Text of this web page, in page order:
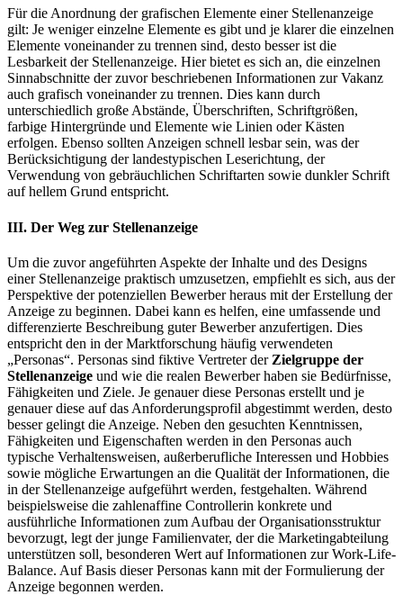
Für die Anordnung der grafischen Elemente einer Stellenanzeige
gilt: Je weniger einzelne Elemente es gibt und je klarer die einzelnen
Elemente voneinander zu trennen sind, desto besser ist die
Lesbarkeit der Stellenanzeige. Hier bietet es sich an, die einzelnen
Sinnabschnitte der zuvor beschriebenen Informationen zur Vakanz
auch grafisch voneinander zu trennen. Dies kann durch
unterschiedlich große Abstände, Überschriften, Schriftgrößen,
farbige Hintergründe und Elemente wie Linien oder Kästen
erfolgen. Ebenso sollten Anzeigen schnell lesbar sein, was der
Berücksichtigung der landestypischen Leserichtung, der
Verwendung von gebräuchlichen Schriftarten sowie dunkler Schrift
auf hellem Grund entspricht.
III. Der Weg zur Stellenanzeige
Um die zuvor angeführten Aspekte der Inhalte und des Designs
einer Stellenanzeige praktisch umzusetzen, empfiehlt es sich, aus der
Perspektive der potenziellen Bewerber heraus mit der Erstellung der
Anzeige zu beginnen. Dabei kann es helfen, eine umfassende und
differenzierte Beschreibung guter Bewerber anzufertigen. Dies
entspricht den in der Marktforschung häufig verwendeten
„Personas“. Personas sind fiktive Vertreter der Zielgruppe der
Stellenanzeige und wie die realen Bewerber haben sie Bedürfnisse,
Fähigkeiten und Ziele. Je genauer diese Personas erstellt und je
genauer diese auf das Anforderungsprofil abgestimmt werden, desto
besser gelingt die Anzeige. Neben den gesuchten Kenntnissen,
Fähigkeiten und Eigenschaften werden in den Personas auch
typische Verhaltensweisen, außerberufliche Interessen und Hobbies
sowie mögliche Erwartungen an die Qualität der Informationen, die
in der Stellenanzeige aufgeführt werden, festgehalten. Während
beispielsweise die zahlenaffine Controllerin konkrete und
ausführliche Informationen zum Aufbau der Organisationsstruktur
bevorzugt, legt der junge Familienvater, der die Marketingabteilung
unterstützen soll, besonderen Wert auf Informationen zur Work-Life-
Balance. Auf Basis dieser Personas kann mit der Formulierung der
Anzeige begonnen werden.